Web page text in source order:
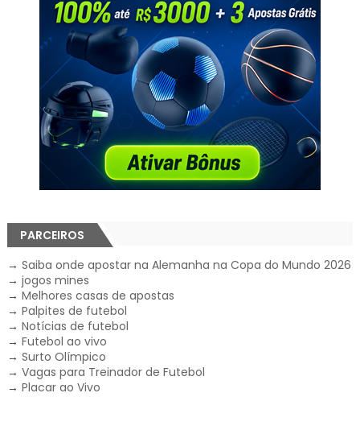
PARCEIROS
→ Saiba onde apostar na Alemanha na Copa do Mundo 2026
→ jogos mines
→ Melhores casas de apostas
→ Palpites de futebol
→ Notícias de futebol
→ Futebol ao vivo
→ Surto Olímpico
→ Vagas para Treinador de Futebol
→ Placar ao Vivo